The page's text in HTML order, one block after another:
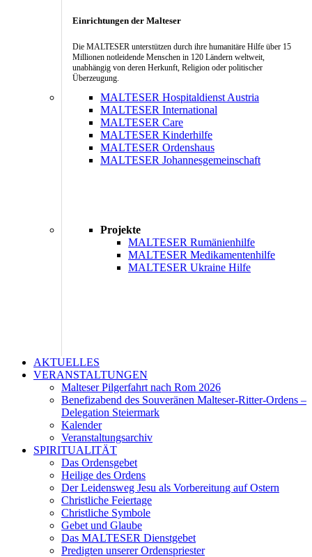
Einrichtungen der Malteser
Die MALTESER unterstützen durch ihre humanitäre Hilfe über 15
Millionen notleidende Menschen in 120 Ländern weltweit,
unabhängig von deren Herkunft, Religion oder politischer
Überzeugung.
MALTESER Hospitaldienst Austria
MALTESER International
MALTESER Care
MALTESER Kinderhilfe
MALTESER Ordenshaus
MALTESER Johannesgemeinschaft
Projekte
MALTESER Rumänienhilfe
MALTESER Medikamentenhilfe
MALTESER Ukraine Hilfe
AKTUELLES
VERANSTALTUNGEN
Malteser Pilgerfahrt nach Rom 2026
Benefizabend des Souveränen Malteser-Ritter-Ordens –
Delegation Steiermark
Kalender
Veranstaltungsarchiv
SPIRITUALITÄT
Das Ordensgebet
Heilige des Ordens
Der Leidensweg Jesu als Vorbereitung auf Ostern
Christliche Feiertage
Christliche Symbole
Gebet und Glaube
Das MALTESER Dienstgebet
Predigten unserer Ordenspriester